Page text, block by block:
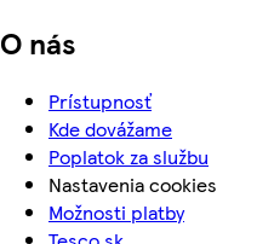
O nás
Prístupnosť
Kde dovážame
Poplatok za službu
Nastavenia cookies
Možnosti platby